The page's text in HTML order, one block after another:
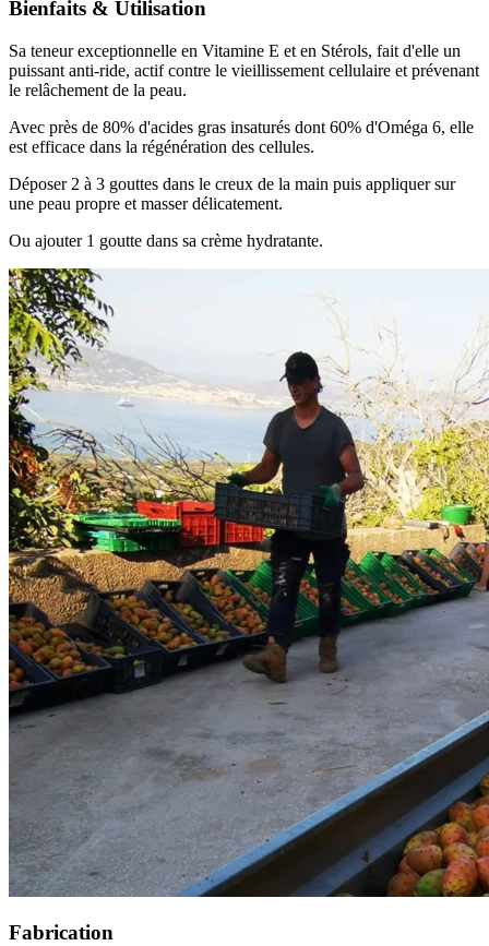
Bienfaits & Utilisation
Sa teneur exceptionnelle en Vitamine E et en Stérols, fait d'elle un
puissant anti-ride, actif contre le vieillissement cellulaire et prévenant
le relâchement de la peau.
Avec près de 80% d'acides gras insaturés dont 60% d'Oméga 6, elle
est efficace dans la régénération des cellules.
Déposer 2 à 3 gouttes dans le creux de la main puis appliquer sur
une peau propre et masser délicatement.
Ou ajouter 1 goutte dans sa crème hydratante.
Fabrication